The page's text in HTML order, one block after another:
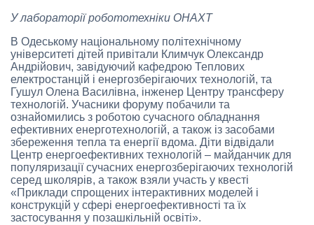
У лабораторії робототехніки ОНАХТ
В Одеському національному політехнічному
університеті дітей привітали Климчук Олександр
Андрійович, завідуючий кафедрою Теплових
електростанцій і енергозберігаючих технологій, та
Гушул Олена Василівна, інженер Центру трансферу
технологій. Учасники форуму побачили та
ознайомились з роботою сучасного обладнання
ефективних енерготехнологій, а також із засобами
збереження тепла та енергії вдома. Діти відвідали
Центр енергоефективних технологій – майданчик для
популяризації сучасних енергозберігаючих технологій
серед школярів, а також взяли участь у квесті
«Приклади спрощених інтерактивних моделей і
конструкцій у сфері енергоефективності та їх
застосування у позашкільній освіті».